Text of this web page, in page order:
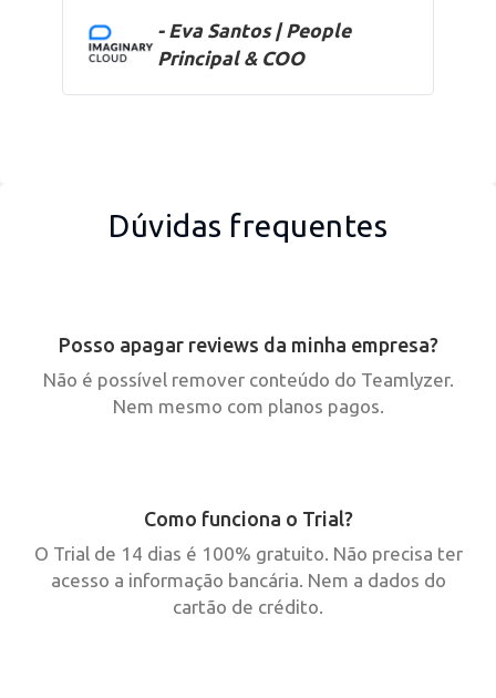
- Eva Santos | People
Principal & COO
Dúvidas frequentes
Posso apagar reviews da minha empresa?
Não é possível remover conteúdo do Teamlyzer.
Nem mesmo com planos pagos.
Como funciona o Trial?
O Trial de 14 dias é 100% gratuito. Não precisa ter
acesso a informação bancária. Nem a dados do
cartão de crédito.